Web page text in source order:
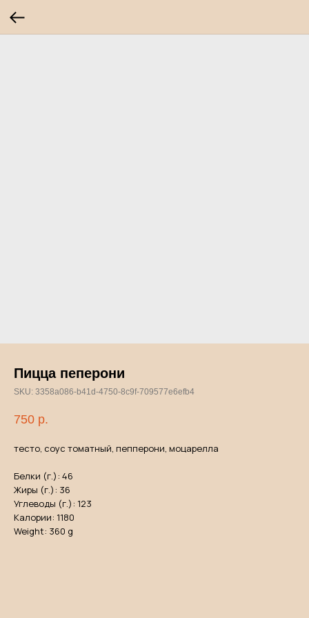
Пицца пеперони
SKU: 3358a086-b41d-4750-8c9f-709577e6efb4
750 р.
тесто, соус томатный, пепперони, моцарелла
Белки (г.): 46
Жиры (г.): 36
Углеводы (г.): 123
Калории: 1180
Weight: 360 g